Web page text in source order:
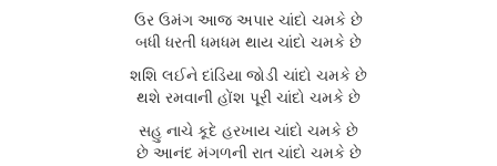
ઉર ઉમંગ આજ અપાર ચાંદો ચમકે છે
બધી ધરતી ધમધમ થાય ચાંદો ચમકે છે
શશિ લઈને દાંડિયા જોડી ચાંદો ચમકે છે
થશે રમવાની હોંશ પૂરી ચાંદો ચમકે છે
સહુ નાચે કૂદે હરખાય ચાંદો ચમકે છે
છે આનંદ મંગળની રાત ચાંદો ચમકે છે